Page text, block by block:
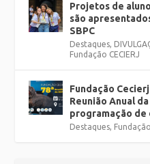
Projetos de
são
SBPC
Destaques,
Fundação CECIERJ
Fundação
Reunião Anual da
programação
Destaques,